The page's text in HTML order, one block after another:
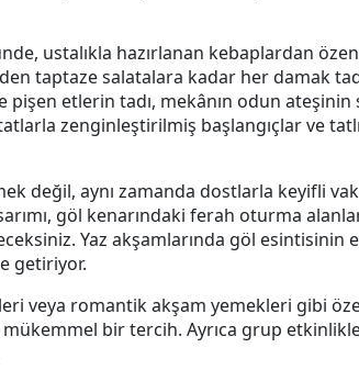
ustalıkla hazırlanan kebaplardan
taptaze salatalara kadar her damak
etlerin tadı, mekânın odun ateşinin
tatlarla zenginleştirilmiş başlangıçlar ve
değil, aynı zamanda dostlarla keyifli
göl kenarındaki ferah oturma
Yaz akşamlarında göl esintisinin
getiriyor.
veya romantik akşam yemekleri gibi özel
mükemmel bir tercih. Ayrıca grup